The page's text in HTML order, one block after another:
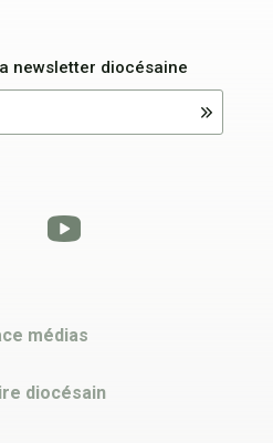
newsletter diocésaine
médias
diocésain